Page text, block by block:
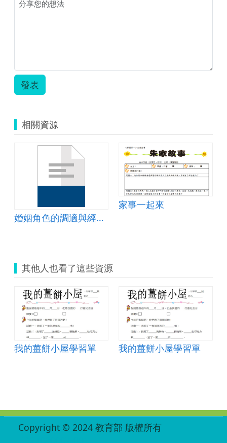
發表
相關資源
婚姻角色的調適與經營(五)情感支持篇教案
家事一起來
其他人也看了這些資源
我的薑餅小屋學習單 我的薑餅小屋學習單
Copyright © 2024 教育部 版權所有